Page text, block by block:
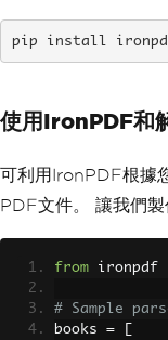
pip install
使用IronPDF和
可利用IronPDF根據
PDF文件。 讓我們
from ironpdf
# Sample
books =